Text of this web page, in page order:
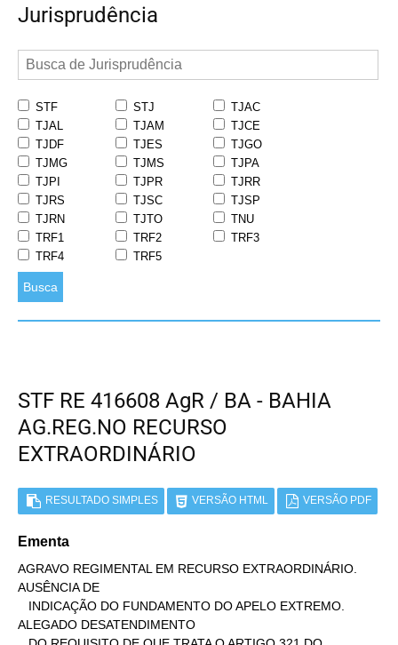
Jurisprudência
STF STJ
TJAC
TJAL
TJAM
TJCE
TJDF
TJES
TJGO
TJMG
TJMS
TJPA
TJPI
TJPR
TJRR
TJRS
TJSC
TJSP
TJRN
TJTO
TNU
TRF1
TRF2
TRF3
TRF4
TRF5
Busca
STF RE 416608 AgR / BA - BAHIA
AG.REG.NO RECURSO
EXTRAORDINÁRIO
RESULTADO SIMPLES VERSÃO HTML VERSÃO PDF
Ementa
AGRAVO REGIMENTAL EM RECURSO EXTRAORDINÁRIO.
AUSÊNCIA DE
ALEGADO DESATENDIMENTO